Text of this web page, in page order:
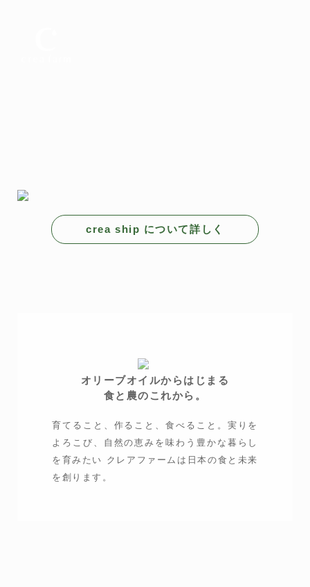
crea ship について詳しく
オリーブオイルからはじまる
食と農のこれから。
育てること、作ること、食べること。 実りを
よろこび、自然の恵みを味わう豊かな暮らし
を育みたい クレアファームは日本の食と未来
を創ります。